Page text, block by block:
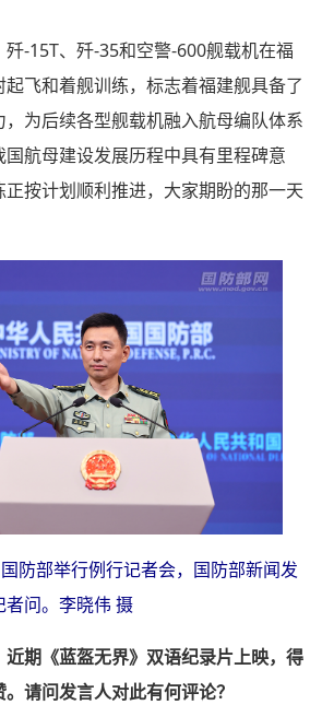
歼-15T、歼-35和空警-600舰载机在福
飞和着舰训练，标志着福建舰具备了
为后续各型舰载机融入航母编队体系
航母建设发展历程中具有里程碑意
按计划顺利推进，大家期盼的那一天
防部举行例行记者会，国防部新闻发
问。李晓伟 摄
期《蓝盔无界》双语纪录片上映，得
请问发言人对此有何评论？